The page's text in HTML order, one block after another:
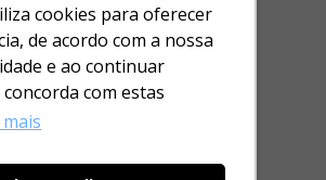
cookies para oferecer
de acordo com a nossa
e ao continuar
com estas
SP